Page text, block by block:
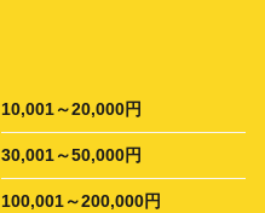
10,001～20,000円
30,001～50,000円
100,001～200,000円